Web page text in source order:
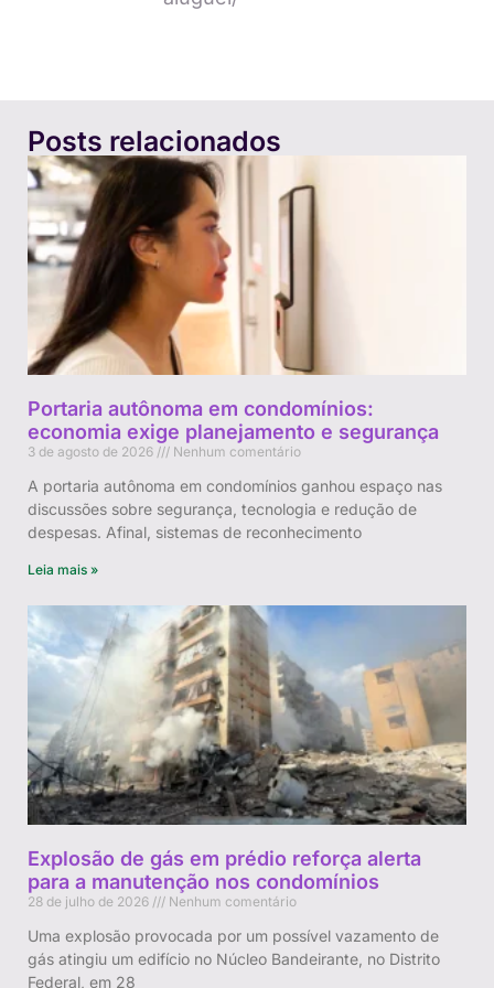
Posts relacionados
Portaria autônoma em condomínios:
economia exige planejamento e segurança
3 de agosto de 2026 Nenhum comentário
A portaria autônoma em condomínios ganhou espaço nas
discussões sobre segurança, tecnologia e redução de
despesas. Afinal, sistemas de reconhecimento
Leia mais »
Explosão de gás em prédio reforça alerta
para a manutenção nos condomínios
28 de julho de 2026 Nenhum comentário
Uma explosão provocada por um possível vazamento de
gás atingiu um edifício no Núcleo Bandeirante, no Distrito
Federal, em 28